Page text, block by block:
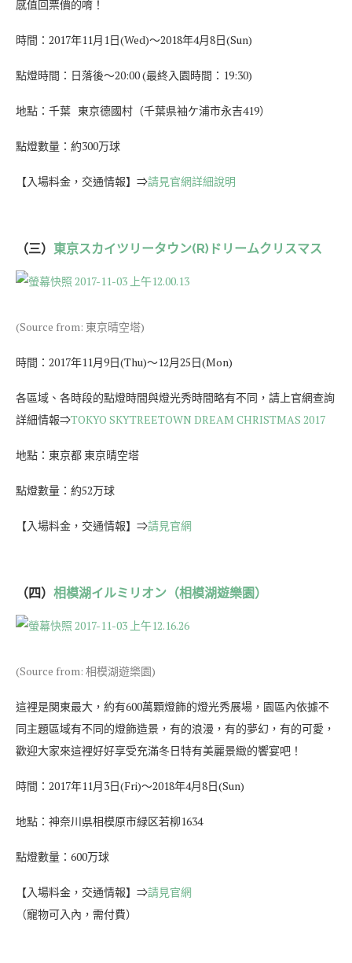
感值回票價的唷！
時間：2017年11月1日(Wed)～2018年4月8日(Sun)
點燈時間：日落後～20:00 (最終入園時間：19:30)
地點：千葉 東京德國村（千葉県袖ケ浦市永吉419）
點燈數量：約300万球
【入場料金，交通情報】⇒請見官網詳細說明
（三） 東京スカイツリータウン(R)ドリームクリスマス
(Source from: 東京晴空塔)
時間：2017年11月9日(Thu)～12月25日(Mon)
各區域、各時段的點燈時間與燈光秀時間略有不同，請上官網查詢
詳細情報⇒TOKYO SKYTREETOWN DREAM CHRISTMAS 2017
地點：東京都 東京晴空塔
點燈數量：約52万球
【入場料金，交通情報】⇒請見官網
（四） 相模湖イルミリオン（相模湖遊樂園）
(Source from: 相模湖遊樂園)
這裡是関東最大，約有600萬顆燈飾的燈光秀展場，園區內依據不
同主題區域有不同的燈飾造景，有的浪漫，有的夢幻，有的可愛，
歡迎大家來這裡好好享受充滿冬日特有美麗景緻的饗宴吧！
時間：2017年11月3日(Fri)～2018年4月8日(Sun)
地點：神奈川県相模原市緑区若柳1634
點燈數量：600万球
【入場料金，交通情報】⇒請見官網
（寵物可入內，需付費）